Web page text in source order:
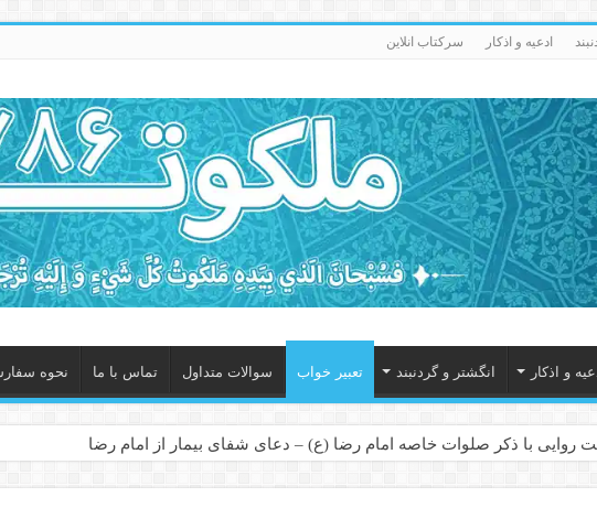
ادعيه و اذكار سرکتاب انلاین
و اذكار انگشتر و گردنبند تعبیر خواب سوالات متداول تماس با ما نحوه
روایی با ذکر صلوات خاصه امام رضا (ع) – دعای شفای بیمار از امام رضا